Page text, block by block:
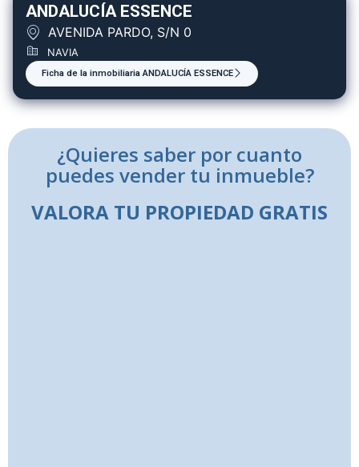
ANDALUCÍA ESSENCE
AVENIDA PARDO, S/N 0
NAVIA
Ficha de la inmobiliaria ANDALUCÍA ESSENCE
¿Quieres saber por cuanto
puedes vender tu inmueble?
VALORA TU PROPIEDAD GRATIS